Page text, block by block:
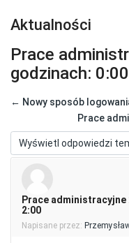
Aktualności
Prace
godzinach:
← Nowy sposób
Prace
Sposób wyświetlania
Prace administracyjne
2:00
Napisane przez:
Liczba odpowiedzi: 0